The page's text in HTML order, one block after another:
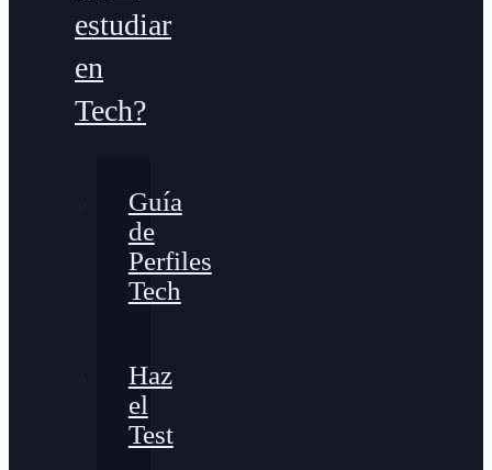
estudiar
en
Tech?
Guía
de
Perfiles
Tech
Haz
el
Test